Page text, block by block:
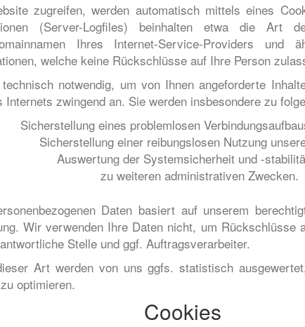
zugreifen, werden automatisch mittels eines
(Server-Logfiles) beinhalten etwa die Art
Ihres Internet-Service-Providers
welche keine Rückschlüsse auf Ihre Person
notwendig, um von Ihnen angeforderte
Internets zwingend an. Sie werden insbesondere zu
Sicherstellung eines problemlosen
Sicherstellung einer reibungslosen Nutzung
Auswertung der Systemsicherheit und -
zu weiteren administrativen Zwecken.
Daten basiert auf unserem
Wir verwenden Ihre Daten nicht, um Rückschlüsse
Stelle und ggf. Auftragsverarbeiter.
Art werden von uns ggfs. statistisch
optimieren.
Cookies